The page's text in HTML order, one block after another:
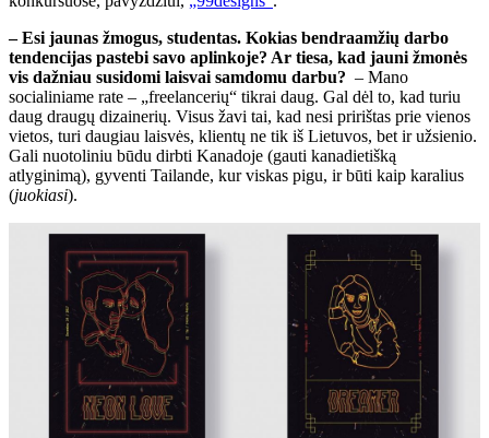
– Esi jaunas žmogus, studentas. Kokias bendraamžių darbo
tendencijas pastebi savo aplinkoje? Ar tiesa, kad jauni žmonės
vis dažniau susidomi laisvai samdomu darbu? – Mano
socialiniame rate – „freelancerių“ tikrai daug. Gal dėl to, kad turiu
daug draugų dizainerių. Visus žavi tai, kad nesi pririštas prie vienos
vietos, turi daugiau laisvės, klientų ne tik iš Lietuvos, bet ir užsienio.
Gali nuotoliniu būdu dirbti Kanadoje (gauti kanadietišką
atlyginimą), gyventi Tailande, kur viskas pigu, ir būti kaip karalius
(juokiasi).